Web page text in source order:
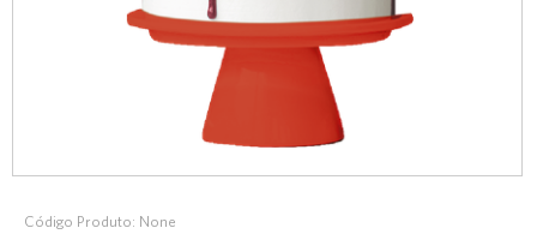
Código Produto: None